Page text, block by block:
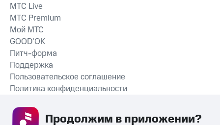
СКАЧАТЬ ПРИЛОЖЕНИЕ
MTС Live
MTС Premium
Мой МТС
GOOD’OK
Питч-форма
Поддержка
Пользовательское соглашение
Политика конфиденциальности